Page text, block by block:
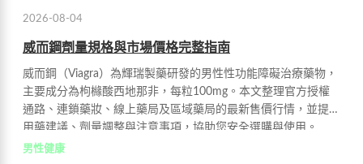
2026-08-04
威而鋼劑量規格與市場價格完整指南
威而鋼（Viagra）為輝瑞製藥研發的男性性功能障礙治療藥物，
主要成分為枸櫞酸西地那非，每粒100mg。本文整理官方授權
通路、連鎖藥妝、線上藥局及區域藥局的最新售價行情，並提供
用藥建議、劑量調整與注意事項，協助您安全選購與使用。
男性健康